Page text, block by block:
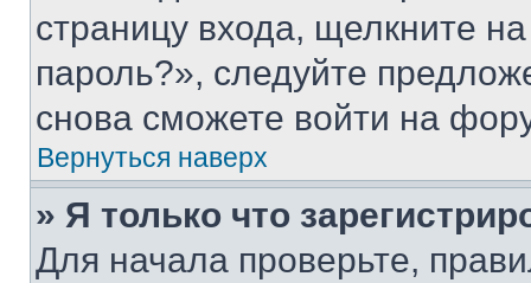
страницу входа, щелкните
пароль?», следуйте
снова сможете войти на
Вернуться наверх
» Я только что
Для начала проверьте,